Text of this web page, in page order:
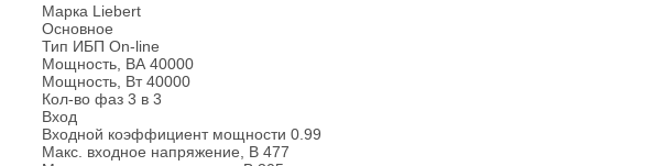
Марка Liebert
Основное
Тип ИБП On-line
Мощность, ВА 40000
Мощность, Вт 40000
Кол-во фаз 3 в 3
Вход
Входной коэффициент мощности 0.99
Макс. входное напряжение, В 477